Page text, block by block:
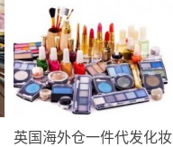
英国海外仓一件代发化妆